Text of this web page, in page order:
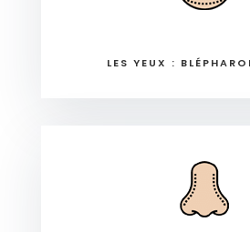
LES YEUX :